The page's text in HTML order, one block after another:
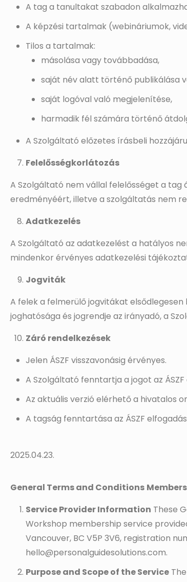
A tag a tanultakat szabadon
A képzési tartalmak (webináriumok,
Tilos a tartalmak:
másolása vagy továbbadása,
saját név alatt történő publikálása
saját logóval való megjelenítése,
harmadik fél számára történő
A Szolgáltató előzetes írásbeli
Felelősségkorlátozás
A Szolgáltató nem vállal felelősséget a
eredményéért, illetve a szolgáltatás nem
Adatkezelés
A Szolgáltató az adatkezelést a hatályos
mindenkor érvényes adatkezelési
Jogviták
A felek a felmerülő jogvitákat
joghatósága és jogrendje az irányadó, a
Záró rendelkezések
Jelen ÁSZF visszavonásig érvényes.
A Szolgáltató fenntartja a jogot az
Az aktuális verzió elérhető a hivatalos
A tagság fenntartása az ÁSZF
2025.04.23.
General Terms and Conditions
Service Provider Information These
Workshop membership service provided
Vancouver, BC V5P 3V6, registration
hello@personalguidesolutions.com.
Purpose and Scope of the Service